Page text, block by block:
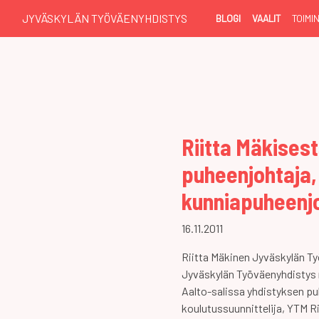
JYVÄSKYLÄN TYÖVÄENYHDISTYS BLOGI VAALIT
Riitta
puheenjohtaja,
16.11.2011
Riitta Mäkinen Jyväskylän
Jyväskylän
Aalto-salissa yhdistyksen
koulutussuunnittelija, YTM